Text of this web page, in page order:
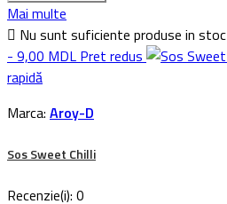
Mai multe
 Nu sunt suficiente produse in stoc
- 9,00 MDL Pret redus
rapidă
Marca: Aroy-D
Sos Sweet Chilli
Recenzie(i): 0